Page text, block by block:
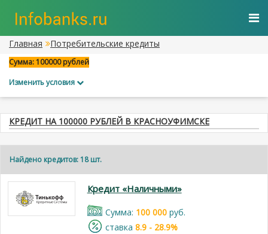
Главная Потребительские кредиты
КРЕДИТ НА 100000 РУБЛЕЙ В КРАСНОУФИМСКЕ
Сумма: 100000 рублей
Изменить условия
Найдено кредитов: 18 шт.
Кредит «Наличными»
Cумма: 100 000руб.
cтавка 8.9 - 28.9%